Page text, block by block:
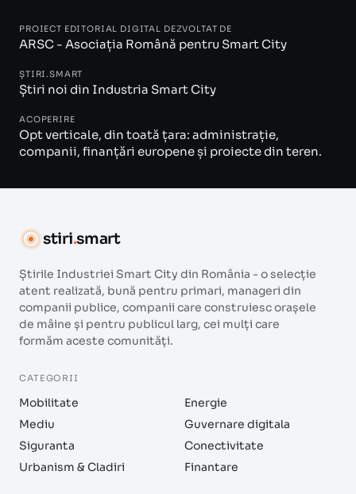
PROIECT EDITORIAL DIGITAL DEZVOLTAT DE
ARSC - Asociația Română pentru Smart City
ȘTIRI.SMART
Știri noi din Industria Smart City
ACOPERIRE
Opt verticale, din toată țara: administrație,
companii, finanțări europene și proiecte din teren.
stiri.smart
Știrile Industriei Smart City din România - o selecție
atent realizată, bună pentru primari, manageri din
companii publice, companii care construiesc orașele
de mâine și pentru publicul larg, cei mulți care
formăm aceste comunități.
CATEGORII
Mobilitate
Energie
Mediu
Guvernare digitala
Siguranta
Conectivitate
Urbanism & Cladiri
Finantare